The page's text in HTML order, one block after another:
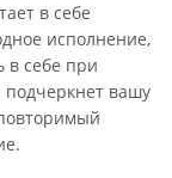
в себе
исполнение,
в себе при
вашу